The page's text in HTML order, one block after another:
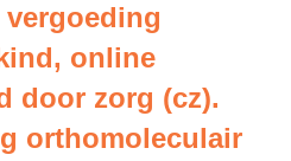
online
door zorg (cz).
orthomoleculair